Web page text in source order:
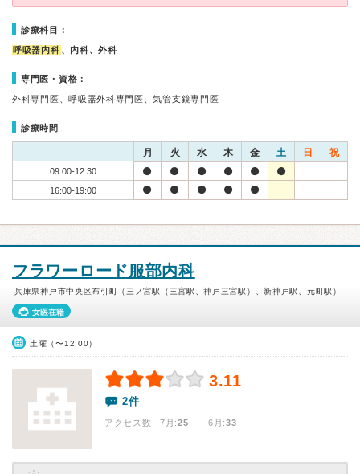
診療科目：
呼吸器内科 、内科、外科
専門医・資格：
外科専門医、呼吸器外科専門医、気管支鏡専門医
診療時間
月 火 水 木 金 土 日 祝
09:00-12:30
16:00-19:00
フラワーロード服部内科
兵庫県神戸市中央区布引町（三ノ宮駅（三宮駅、神戸三宮駅）、新神戸駅、元町駅）
女医在籍
土曜（〜12:00）
3.11
2件
アクセス数 7月:25 | 6月:33